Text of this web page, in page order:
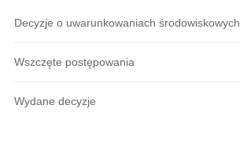
Decyzje o uwarunkowaniach środowiskowych
Wszczęte postępowania
Wydane decyzje